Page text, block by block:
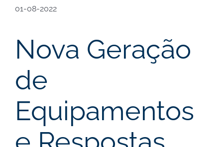
01-08-2022
Nova Geração
de
Equipamentos